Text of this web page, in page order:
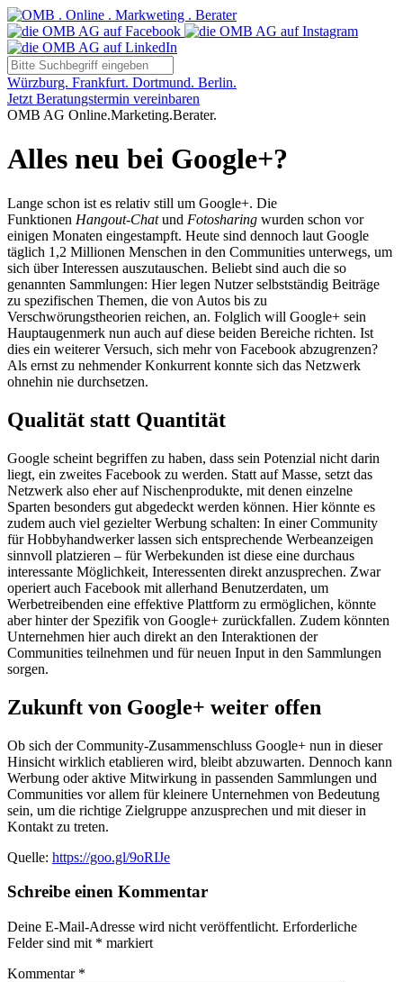
Würzburg. Frankfurt. Dortmund. Berlin.
Jetzt Beratungstermin vereinbaren
OMB AG Online.Marketing.Berater.
Alles neu bei Google+?
Lange schon ist es relativ still um Google+. Die
Funktionen Hangout-Chatund Fotosharing wurden schon vor
einigen Monaten eingestampft. Heute sind dennoch laut Google
täglich 1,2 Millionen Menschen in den Communities unterwegs, um
sich über Interessen auszutauschen. Beliebt sind auch die so
genannten Sammlungen: Hier legen Nutzer selbstständig Beiträge
zu spezifischen Themen, die von Autos bis zu
Verschwörungstheorien reichen, an. Folglich will Google+ sein
Hauptaugenmerk nun auch auf diese beiden Bereiche richten. Ist
dies ein weiterer Versuch, sich mehr von Facebook abzugrenzen?
Als ernst zu nehmender Konkurrent konnte sich das Netzwerk
ohnehin nie durchsetzen.
Qualität statt Quantität
Google scheint begriffen zu haben, dass sein Potenzial nicht darin
liegt, ein zweites Facebook zu werden. Statt auf Masse, setzt das
Netzwerk also eher auf Nischenprodukte, mit denen einzelne
Sparten besonders gut abgedeckt werden können. Hier könnte es
zudem auch viel gezielter Werbung schalten: In einer Community
für Hobbyhandwerker lassen sich entsprechende Werbeanzeigen
sinnvoll platzieren – für Werbekunden ist diese eine durchaus
interessante Möglichkeit, Interessenten direkt anzusprechen. Zwar
operiert auch Facebook mit allerhand Benutzerdaten, um
Werbetreibenden eine effektive Plattform zu ermöglichen, könnte
aber hinter der Spezifik von Google+ zurückfallen. Zudem könnten
Unternehmen hier auch direkt an den Interaktionen der
Communities teilnehmen und für neuen Input in den Sammlungen
sorgen.
Zukunft von Google+ weiter offen
Ob sich der Community-Zusammenschluss Google+ nun in dieser
Hinsicht wirklich etablieren wird, bleibt abzuwarten. Dennoch kann
Werbung oder aktive Mitwirkung in passenden Sammlungen und
Communities vor allem für kleinere Unternehmen von Bedeutung
sein, um die richtige Zielgruppe anzusprechen und mit dieser in
Kontakt zu treten.
Quelle: https://goo.gl/9oRIJe
Schreibe einen Kommentar
Deine E-Mail-Adresse wird nicht veröffentlicht. Erforderliche
Felder sind mit * markiert
Kommentar *